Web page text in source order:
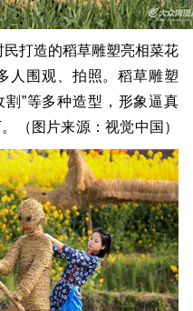
打造的稻草雕塑亮相菜花
人围观、拍照。稻草雕塑
割”等多种造型，形象逼真
（图片来源：视觉中国）